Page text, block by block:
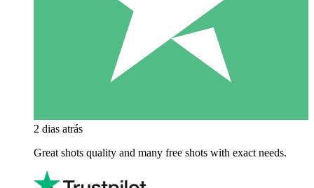
2 dias atrás
Great shots quality and many free shots with exact needs.